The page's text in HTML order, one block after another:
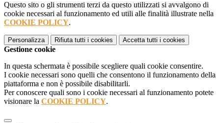
Questo sito o gli strumenti terzi da questo utilizzati si avvalgono di
cookie necessari al funzionamento ed utili alle finalità illustrate nella
COOKIE POLICY.
Personalizza Rifiuta tutti i cookies Accetta tutti i cookies
Gestione cookie
In questa schermata è possibile scegliere quali cookie consentire.
I cookie necessari sono quelli che consentono il funzionamento della
piattaforma e non è possibile disabilitarli.
Per conoscere quali sono i cookie necessari al funzionamento potete
visionare la COOKIE POLICY.